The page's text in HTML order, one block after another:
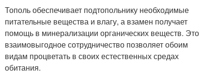
Тополь обеспечивает подтопольнику необходимые
питательные вещества и влагу, а взамен получает
помощь в минерализации органических веществ. Это
взаимовыгодное сотрудничество позволяет обоим
видам процветать в своих естественных средах
обитания.